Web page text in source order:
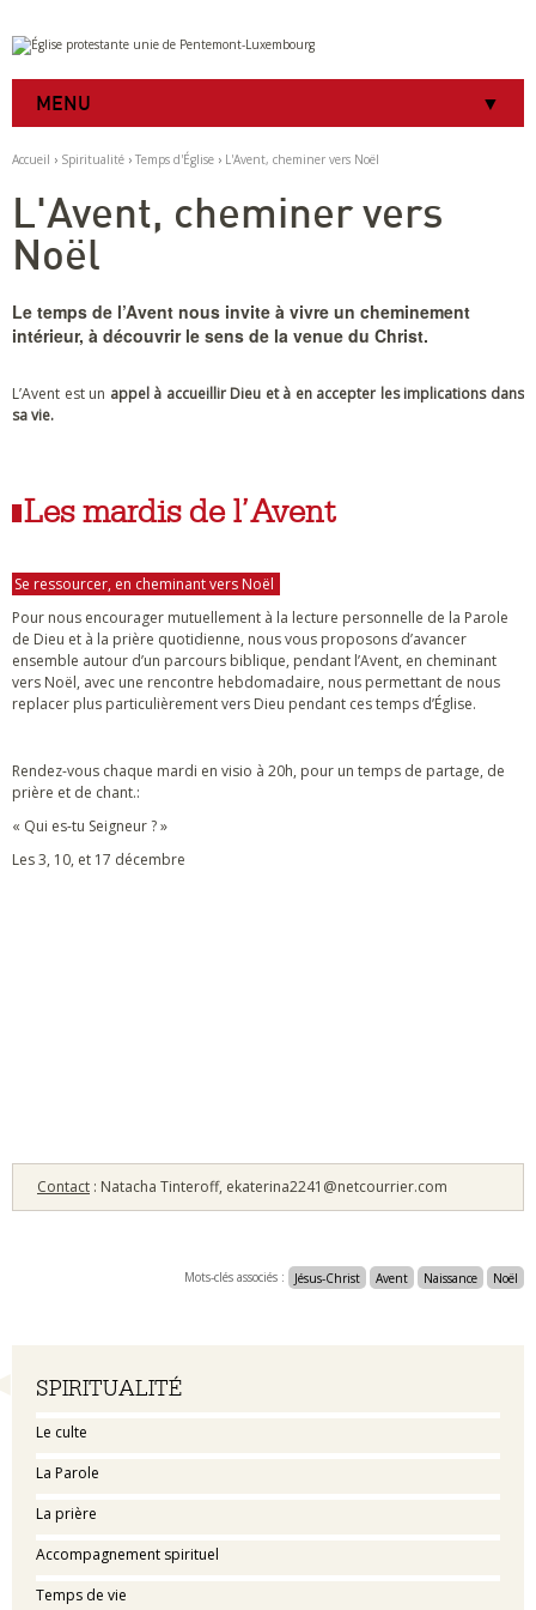
Aller
au
contenu.
à
navigation
Outils
personnels
MENU
Accueil › Spiritualité › Temps d'Église › L'Avent, cheminer vers Noël
Navigation
SPIRITUALITÉ
Le culte
La Parole
La prière
Accompagnement spirituel
Temps de vie
L'Avent, cheminer vers
Noël
Le temps de l’Avent nous invite à vivre un cheminement
intérieur, à découvrir le sens de la venue du Christ.
L’Avent est un appel à accueillir Dieu et à en accepter les implications dans
sa vie.
Les mardis de l’Avent
Se ressourcer, en cheminant vers Noël
Pour nous encourager mutuellement à la lecture personnelle de la Parole
de Dieu et à la prière quotidienne, nous vous proposons d’avancer
ensemble autour d’un parcours biblique, pendant l’Avent, en cheminant
vers Noël, avec une rencontre hebdomadaire, nous permettant de nous
replacer plus particulièrement vers Dieu pendant ces temps d’Église.
Rendez-vous chaque mardi en visio à 20h, pour un temps de partage, de
prière et de chant.:
« Qui es-tu Seigneur ? »
Les 3, 10, et 17 décembre
Contact : Natacha Tinteroff, ekaterina2241@netcourrier.com
Mots-clés associés : Jésus-Christ Avent Naissance Noël